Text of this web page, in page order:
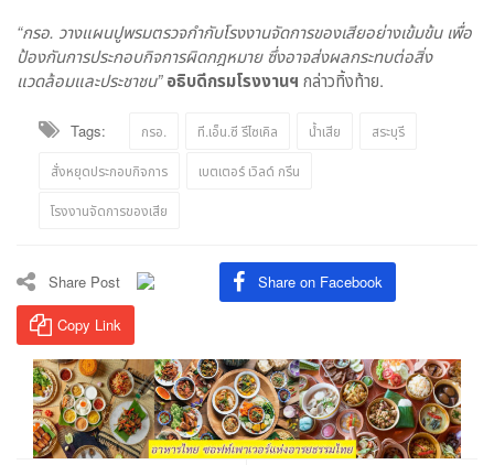
“กรอ. วางแผนปูพรมตรวจกำกับโรงงานจัดการของเสียอย่างเข้มข้น เพื่อ
ป้องกันการประกอบกิจการผิดกฎหมาย ซึ่งอาจส่งผลกระทบต่อสิ่ง
แวดล้อมและประชาชน” อธิบดีกรมโรงงานฯ กล่าวทิ้งท้าย.
Tags: กรอ. ที.เอ็น.ซี รีไซเคิล น้ำเสีย สระบุรี
สั่งหยุดประกอบกิจการ เบตเตอร์ เวิลด์ กรีน
โรงงานจัดการของเสีย
Share Post Share on Facebook
Copy Link